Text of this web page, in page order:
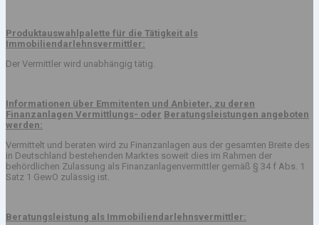
Produktauswahlpalette für die Tätigkeit als
Immobiliendarlehnsvermittler:
Der Vermittler wird unabhängig tätig.
Informationen über Emmitenten und Anbieter, zu deren
Finanzanlagen Vermittlungs- oder Beratungsleistungen angeboten
werden:
Vermittelt und beraten wird zu Finanzanlagen aus der gesamten Breite des
in Deutschland bestehenden Marktes soweit dies im Rahmen der
behördlichen Zulassung als Finanzanlagenvermittler gemäß § 34 f Abs. 1
Satz 1 GewO zulässig ist.
Beratungsleistung als Immobiliendarlehnsvermittler: